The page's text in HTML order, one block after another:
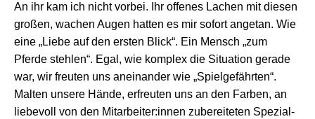
An ihr kam ich nicht vorbei. Ihr offenes Lachen mit diesen
großen, wachen Augen hatten es mir sofort angetan. Wie
eine „Liebe auf den ersten Blick“. Ein Mensch „zum
Pferde stehlen“. Egal, wie komplex die Situation gerade
war, wir freuten uns aneinander wie „Spielgefährten“.
Malten unsere Hände, erfreuten uns an den Farben, an
liebevoll von den Mitarbeiter:innen zubereiteten Spezial-